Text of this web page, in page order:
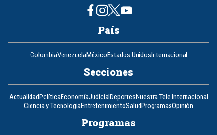
País
ColombiaVenezuelaMéxicoEstados UnidosInternacional
Secciones
ActualidadPolíticaEconomíaJudicialDeportesNuestra Tele Internacional
Ciencia y TecnologíaEntretenimientoSaludProgramasOpinión
Programas